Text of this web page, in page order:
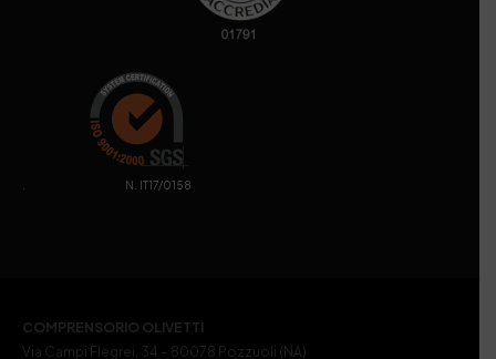
. N. IT17/0158
COMPRENSORIO OLIVETTI
Via Campi Flegrei, 34 – 80078 Pozzuoli (NA)